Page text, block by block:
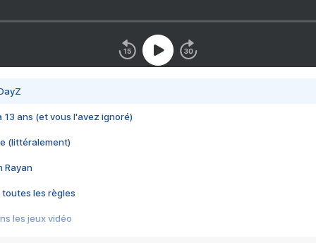
13 ans (et vous l'avez ignoré)
(littéralement)
Rayan
toutes les règles
les jeux vidéo